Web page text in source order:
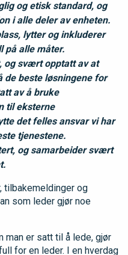
og etisk standard, og
i alle deler av enheten.
lytter og inkluderer
på alle måter.
og svært opptatt av at
de beste løsningene for
av å bruke
til eksterne
det felles ansvar vi har
tjenestene.
og samarbeider svært
tilbakemeldinger og
som leder gjør noe
man er satt til å lede, gjør
for en leder. I en hverdag